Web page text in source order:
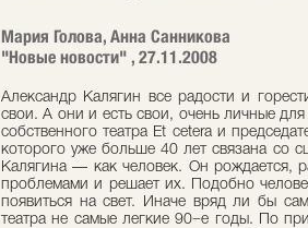
Мария Голова, Анна Санникова
"Новые новости" , 27.11.2008
Александр Калягин все радости и
свои. А они и есть свои, очень личные
собственного театра Et cetera и
которого уже больше 40 лет связана со
Калягина — как человек. Он рождается,
проблемами и решает их. Подобно
появиться на свет. Иначе вряд ли бы
театра не самые легкие 90−е годы. По